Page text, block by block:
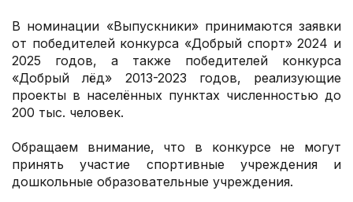
В номинации «Выпускники» принимаются заявки
от победителей конкурса «Добрый спорт» 2024 и
2025 годов, а также победителей конкурса
«Добрый лёд» 2013-2023 годов, реализующие
проекты в населённых пунктах численностью до
200 тыс. человек.
Обращаем внимание, что в конкурсе не могут
принять участие спортивные учреждения и
дошкольные образовательные учреждения.